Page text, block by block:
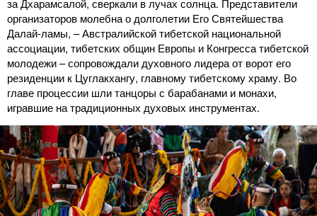
за Дхарамсалой, сверкали в лучах солнца. Представители
организаторов молебна о долголетии Его Святейшества
Далай-ламы, – Австралийской тибетской национальной
ассоциации, тибетских общин Европы и Конгресса тибетской
молодежи – сопровождали духовного лидера от ворот его
резиденции к Цуглакхангу, главному тибетскому храму. Во
главе процессии шли танцоры с барабанами и монахи,
игравшие на традиционных духовых инструментах.